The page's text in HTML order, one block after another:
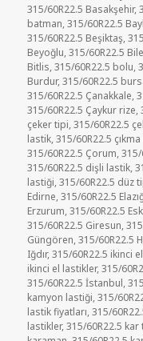
315/60R22.5 Basakşehir,
batman ,315/60R22.5
315/60R22.5 Beşiktaş ,
Beyoğlu ,315/60R22.5
Bitlis ,315/60R22.5 bolu ,
Burdur,315/60R22.5
315/60R22.5 Çanakkale ,
315/60R22.5 Çaykur rize ,
çeker tipi ,315/60R22.5
lastik ,315/60R22.5
315/60R22.5 Çorum ,
315/60R22.5 dişli lastik ,
lastiği ,315/60R22.5 düz
Edirne ,315/60R22.5
Erzurum ,315/60R22.5
315/60R22.5 Giresun ,
Güngören ,315/60R22.5
Iğdır,315/60R22.5 ikinci el
ikinci el lastikler,315/
315/60R22.5 İstanbul ,
kamyon lastiği ,315/
lastik fiyatları ,315/
lastikler,315/60R22.5 kar